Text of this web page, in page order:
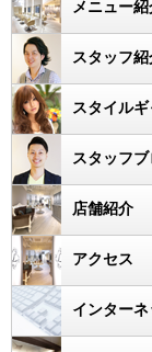
メニュー
スタッフ紹
スタイル
スタッフ
店舗紹介
アクセス
インター